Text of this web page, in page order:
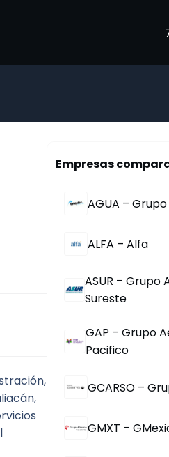
Empresas
AGUA –
ALFA – Alfa
ASUR –
Sureste
GAP – Grupo
Pacifico
GCARSO –
GMXT –